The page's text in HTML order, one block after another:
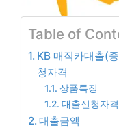
Table of
KB 매직카대출(
청자격
상품특징
대출신청자격
대출금액